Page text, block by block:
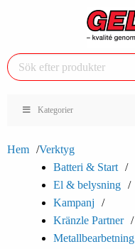
Kategorier
Hem
Verktyg
Batteri & Start
El & belysning
Kampanj
Kränzle Partner
Metallbearbetning